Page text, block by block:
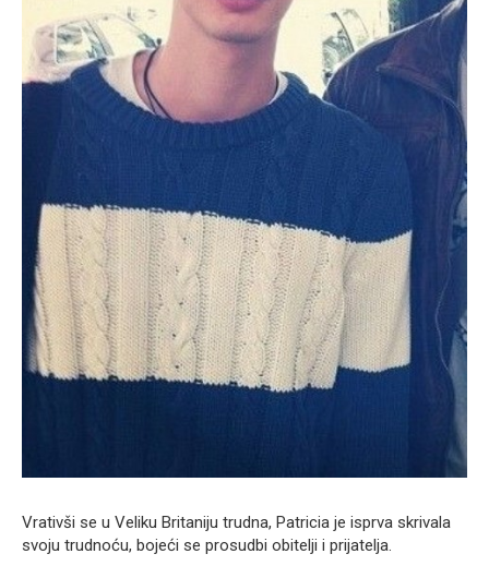
Vrativši se u Veliku Britaniju trudna, Patricia je isprva skrivala
svoju trudnoću, bojeći se prosudbi obitelji i prijatelja.